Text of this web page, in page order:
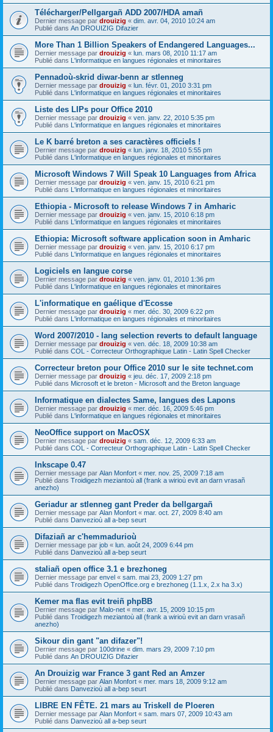
Télécharger/Pellgargañ ADD 2007/HDA amañ
Dernier message par drouizig « dim. avr. 04, 2010 10:24 am
Publié dans An DROUIZIG Difazier
More Than 1 Billion Speakers of Endangered Languages...
Dernier message par drouizig « lun. mars 08, 2010 11:17 am
Publié dans L'informatique en langues régionales et minoritaires
Pennadoù-skrid diwar-benn ar stlenneg
Dernier message par drouizig « lun. févr. 01, 2010 3:31 pm
Publié dans L'informatique en langues régionales et minoritaires
Liste des LIPs pour Office 2010
Dernier message par drouizig « ven. janv. 22, 2010 5:35 pm
Publié dans L'informatique en langues régionales et minoritaires
Le K barré breton a ses caractères officiels !
Dernier message par drouizig « lun. janv. 18, 2010 5:55 pm
Publié dans L'informatique en langues régionales et minoritaires
Microsoft Windows 7 Will Speak 10 Languages from Africa
Dernier message par drouizig « ven. janv. 15, 2010 6:21 pm
Publié dans L'informatique en langues régionales et minoritaires
Ethiopia - Microsoft to release Windows 7 in Amharic
Dernier message par drouizig « ven. janv. 15, 2010 6:18 pm
Publié dans L'informatique en langues régionales et minoritaires
Ethiopia: Microsoft software application soon in Amharic
Dernier message par drouizig « ven. janv. 15, 2010 6:17 pm
Publié dans L'informatique en langues régionales et minoritaires
Logiciels en langue corse
Dernier message par drouizig « ven. janv. 01, 2010 1:36 pm
Publié dans L'informatique en langues régionales et minoritaires
L'informatique en gaélique d'Ecosse
Dernier message par drouizig « mer. déc. 30, 2009 6:22 pm
Publié dans L'informatique en langues régionales et minoritaires
Word 2007/2010 - lang selection reverts to default language
Dernier message par drouizig « ven. déc. 18, 2009 10:38 am
Publié dans COL - Correcteur Orthographique Latin - Latin Spell Checker
Correcteur breton pour Office 2010 sur le site technet.com
Dernier message par drouizig « jeu. déc. 17, 2009 2:18 pm
Publié dans Microsoft et le breton - Microsoft and the Breton language
Informatique en dialectes Same, langues des Lapons
Dernier message par drouizig « mer. déc. 16, 2009 5:46 pm
Publié dans L'informatique en langues régionales et minoritaires
NeoOffice support on MacOSX
Dernier message par drouizig « sam. déc. 12, 2009 6:33 am
Publié dans COL - Correcteur Orthographique Latin - Latin Spell Checker
Inkscape 0.47
Dernier message par Alan Monfort « mer. nov. 25, 2009 7:18 am
Publié dans Troidigezh meziantoù all (frank a wirioù evit an darn vrasañ
anezho)
Geriadur ar stlenneg gant Preder da bellgargañ
Dernier message par Alan Monfort « mar. oct. 27, 2009 8:40 am
Publié dans Danvezioù all a-bep seurt
Difaziañ ar c'hemmadurioù
Dernier message par job « lun. août 24, 2009 6:44 pm
Publié dans Danvezioù all a-bep seurt
staliañ open office 3.1 e brezhoneg
Dernier message par envel « sam. mai 23, 2009 1:27 pm
Publié dans Troidigezh OpenOffice.org e brezhoneg (1.1.x, 2.x ha 3.x)
Kemer ma flas evit treiñ phpBB
Dernier message par Malo-net « mer. avr. 15, 2009 10:15 pm
Publié dans Troidigezh meziantoù all (frank a wirioù evit an darn vrasañ
anezho)
Sikour din gant "an difazer"!
Dernier message par 100drine « dim. mars 29, 2009 7:10 pm
Publié dans An DROUIZIG Difazier
An Drouizig war France 3 gant Red an Amzer
Dernier message par Alan Monfort « mer. mars 18, 2009 9:12 am
Publié dans Danvezioù all a-bep seurt
LIBRE EN FÊTE. 21 mars au Triskell de Ploeren
Dernier message par Alan Monfort « sam. mars 07, 2009 10:43 am
Publié dans Danvezioù all a-bep seurt